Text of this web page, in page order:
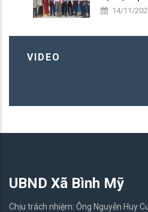
14/11/
VIDEO
UBND Xã Bình Mỹ
Chịu trách nhiệm: Ông Nguyễn Huy